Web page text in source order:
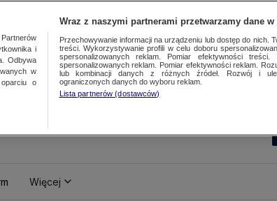
Więcej
i
Odbywa
w
o
Wraz z naszymi partnerami przetwarzamy dane
Przechowywanie informacji na urządzeniu lub dostęp do nich.
treści. Wykorzystywanie profili w celu doboru
spersonalizowanych reklam. Pomiar efektywności
spersonalizowanych reklam. Pomiar efektywności reklam.
lub kombinacji danych z różnych źródeł. Rozwój i
ograniczonych danych do wyboru reklam.
Lista partnerów (dostawców)